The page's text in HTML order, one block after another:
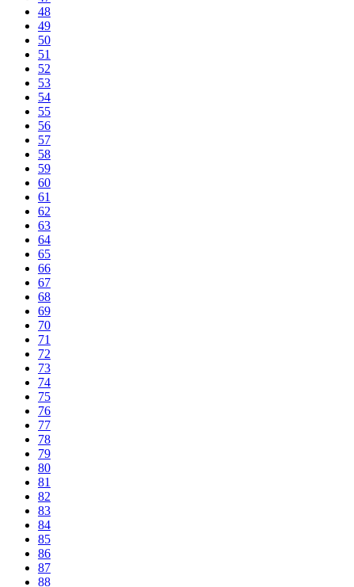
48
49
50
51
52
53
54
55
56
57
58
59
60
61
62
63
64
65
66
67
68
69
70
71
72
73
74
75
76
77
78
79
80
81
82
83
84
85
86
87
88